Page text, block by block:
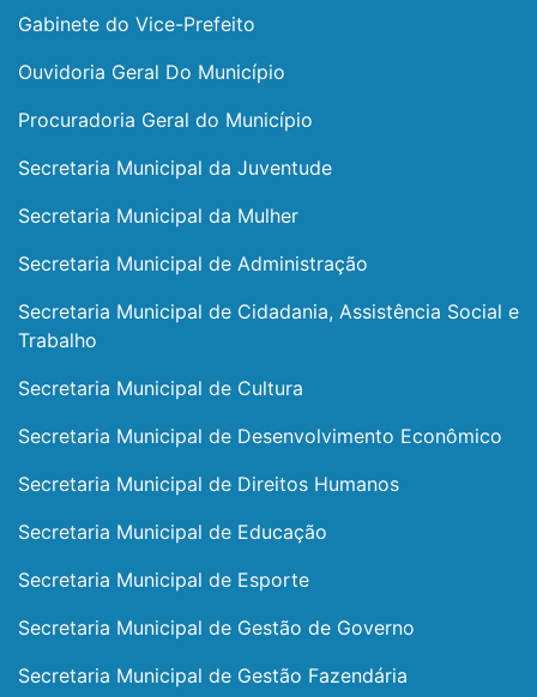
Gabinete do Vice-Prefeito
Ouvidoria Geral Do Município
Procuradoria Geral do Município
Secretaria Municipal da Juventude
Secretaria Municipal da Mulher
Secretaria Municipal de Administração
Secretaria Municipal de Cidadania, Assistência Social e
Trabalho
Secretaria Municipal de Cultura
Secretaria Municipal de Desenvolvimento Econômico
Secretaria Municipal de Direitos Humanos
Secretaria Municipal de Educação
Secretaria Municipal de Esporte
Secretaria Municipal de Gestão de Governo
Secretaria Municipal de Gestão Fazendária